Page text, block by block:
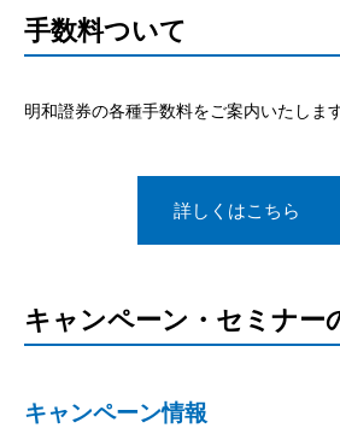
手数料ついて
明和證券の各種手数料をご案内いたします
詳しくはこちら
キャンペーン・セミナー
キャンペーン情報